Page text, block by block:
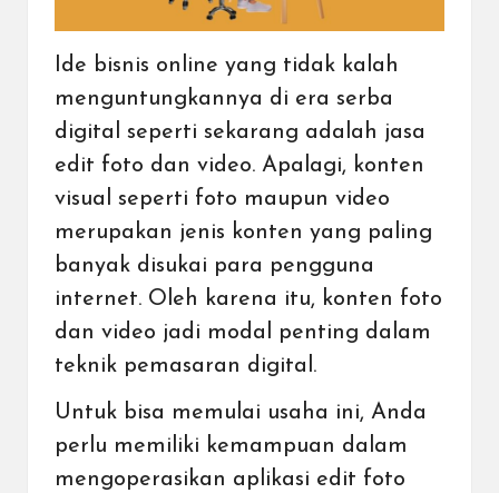
Ide bisnis online yang tidak kalah
menguntungkannya di era serba
digital seperti sekarang adalah jasa
edit foto dan video. Apalagi, konten
visual seperti foto maupun video
merupakan jenis konten yang paling
banyak disukai para pengguna
internet. Oleh karena itu, konten foto
dan video jadi modal penting dalam
teknik pemasaran digital.
Untuk bisa memulai usaha ini, Anda
perlu memiliki kemampuan dalam
mengoperasikan aplikasi edit foto